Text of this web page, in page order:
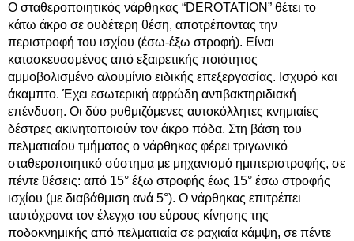
Ο σταθεροποιητικός νάρθηκας “DEROTATION” θέτει το
κάτω άκρο σε ουδέτερη θέση, αποτρέποντας την
περιστροφή του ισχίου (έσω-έξω στροφή). Είναι
κατασκευασμένος από εξαιρετικής ποιότητος
αμμοβολισμένο αλουμίνιο ειδικής επεξεργασίας. Ισχυρό και
άκαμπτο. Έχει εσωτερική αφρώδη αντιβακτηριδιακή
επένδυση. Οι δύο ρυθμιζόμενες αυτοκόλλητες κνημιαίες
δέστρες ακινητοποιούν τον άκρο πόδα. Στη βάση του
πελματιαίου τμήματος ο νάρθηκας φέρει τριγωνικό
σταθεροποιητικό σύστημα με μηχανισμό ημιπεριστροφής, σε
πέντε θέσεις: από 15° έξω στροφής έως 15° έσω στροφής
ισχίου (με διαβάθμιση ανά 5°). Ο νάρθηκας επιτρέπει
ταυτόχρονα τον έλεγχο του εύρους κίνησης της
ποδοκνημικής από πελματιαία σε ραχιαία κάμψη, σε πέντε